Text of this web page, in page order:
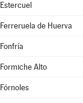
Estercuel
Ferreruela de Huerva
Fonfría
Formiche Alto
Fórnoles